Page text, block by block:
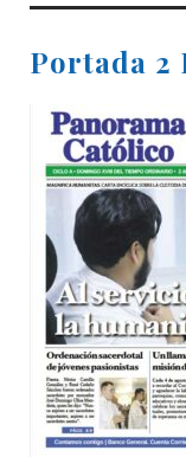
Portada 2